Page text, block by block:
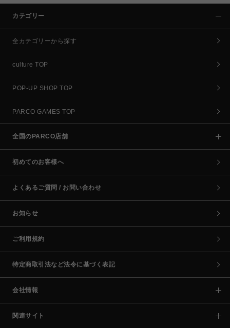
カテゴリー
全カテゴリーから探す
culture TOP
POP-UP SHOP TOP
PARCO GAMES TOP
全国のPARCO店舗
初めてのお客様へ
よくあるご質問 / お問い合わせ
お知らせ
ご利用規約
特定商取引法など法令に基づく表記
会社情報
関連サイト